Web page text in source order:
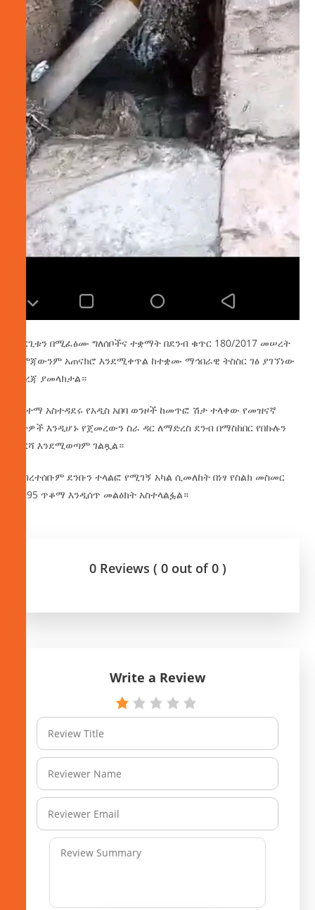
ድርጊቱን በሚፈፅሙ ግለሰቦችና ተቋማት በደንብ ቁጥር 180/2017 መሠረት
ርምጃውንም አጠናክሮ እንደሚቀጥል ከተቋሙ ማኅበራዊ ትስስር ገፅ ያገኘነው
መረጃ ያመላክታል።
የከተማ አስተዳደሩ የአዲስ አበባ ወንዞች ከመጥፎ ሽታ ተላቀው የመዝናኛ
ቦታዎች እንዲሆኑ የጀመረውን ስራ ዳር ለማድረስ ደንብ በማስከበር የበኩሉን
ድርሻ እንደሚወጣም ገልጿል።
ህብረተሰቡም ደንቡን ተላልፎ የሚገኝ አካል ሲመለከት በነፃ የስልክ መስመር
9995 ጥቆማ እንዲሰጥ መልዕክት አስተላልፏል።
0 Reviews ( 0 out of 0 )
Write a Review